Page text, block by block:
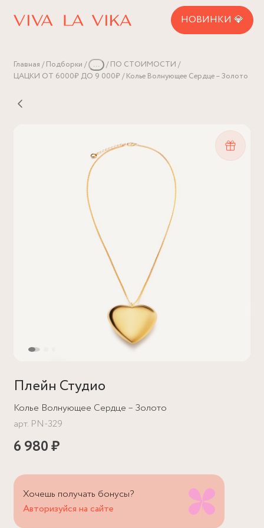
НОВИНКИ 💎
Главная Подборки ...
ПО СТОИМОСТИ
ЦАЦКИ ОТ 6000₽ ДО 9 000₽ Колье Волнующее Сердце – Золото
Плейн Студио
Колье Волнующее Сердце – Золото
арт. PN-329
6 980 ₽
Хочешь получать бонусы?
Авторизуйся на сайте